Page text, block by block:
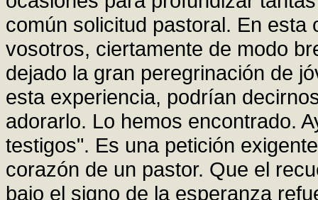
común solicitud pastoral. En
vosotros, ciertamente de modo
dejado la gran peregrinación de
esta experiencia, podrían
adorarlo. Lo hemos encontrado.
testigos". Es una petición
corazón de un pastor. Que el
bajo el signo de la esperanza